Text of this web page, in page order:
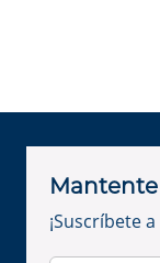
¡Suscríbete